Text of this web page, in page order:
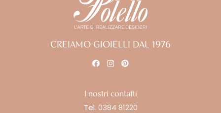
CREIAMO GIOIELLI DAL 1976
I nostri contatti
Tel. 0384 81220